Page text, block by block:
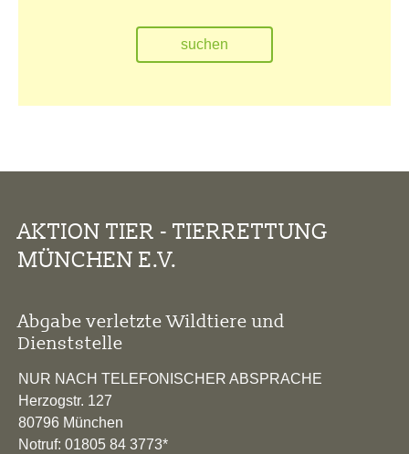
AKTION TIER - TIERRETTUNG
MÜNCHEN E.V.
Abgabe verletzte Wildtiere und
Dienststelle
NUR NACH TELEFONISCHER ABSPRACHE
Herzogstr. 127
80796 München
Notruf: 01805 84 3773*